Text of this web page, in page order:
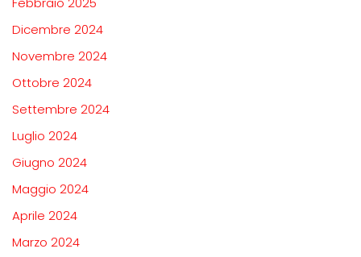
Dicembre 2024
Novembre 2024
Ottobre 2024
Settembre 2024
Luglio 2024
Giugno 2024
Maggio 2024
Aprile 2024
Marzo 2024